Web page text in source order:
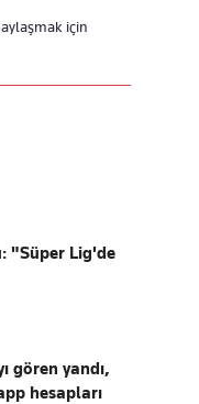
için
"Süper Lig'de
gören yandı,
hesapları